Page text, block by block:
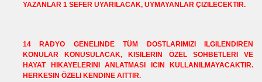
YAZANLAR 1 SEFER UYARILACAK, UYMAYANLAR ÇIZILECEKTIR.
14 RADYO GENELINDE TÜM DOSTLARIMIZI ILGILENDIREN
KONULAR KONUSULACAK, KISILERIN ÖZEL SOHBETLERI VE
HAYAT HIKAYELERINI ANLATMASI ICIN KULLANILMAYACAKTIR.
HERKESIN ÖZELI KENDINE AITTIR.